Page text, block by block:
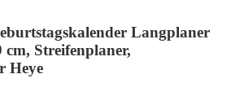
Langplaner
Streifenplaner,
Heye